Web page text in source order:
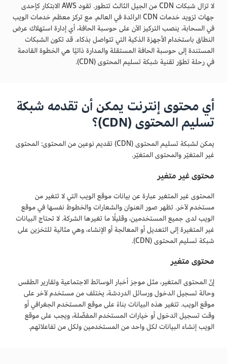
لا تزال شبكات CDN من الجيل الثالث تتطور. تقود AWS الابتكار كإحدى
جهات تزويد خدمات CDN الرائدة في العالم. مع تركز معظم خدمات الويب
في السحابة، ينصب التركيز الآن على حوسبة الحافة، أي إدارة استهلاك عرض
النطاق باستخدام الأجهزة الذكية التي تتواصل بذكاء. قد تكون الشبكات
المستندة إلى حوسبة الحافة المستقلة والمدارة ذاتيًا هي الخطوة القادمة
في رحلة تطوّر تقنية شبكة تسليم المحتوى (CDN).
أي محتوى إنترنت يمكن أن تقدمه شبكة
تسليم المحتوى (CDN)؟
يمكن لشبكة تسليم المحتوى (CDN) تقديم نوعين من المحتوى: المحتوى
غير المتغيّر والمحتوى المتغيّر.
محتوى غير متغير
المحتوى غير المتغير عبارة عن بيانات موقع الويب التي لا تتغير من
مستخدم لآخر. تظهر صور العنوان والشعارات والخطوط نفسها في موقع
الويب لدى جميع المستخدمين، وقليلًا ما تغيرها الشركة. لا تحتاج البيانات
غير المتغيرة إلى التعديل أو المعالجة أو الإنشاء، وهي مثالية للتخزين على
شبكة تسليم المحتوى (CDN).
محتوى متغير
إنّ المحتوى المتغير، مثل موجز أخبار الوسائط الاجتماعية وتقارير الطقس
وحالة تسجيل الدخول ورسائل الدردشة، يختلف من مستخدم لآخر على
موقع الويب. تتغير هذه البيانات بناءً على موقع المستخدم الجغرافي أو
وقت تسجيل الدخول أو خيارات المستخدم المفضّلة، ويجب على موقع
الويب إنشاء البيانات لكل واحد من المستخدمين ولكل من تفاعلاتهم.